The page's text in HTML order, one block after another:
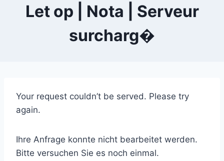
Let op | Nota | Serveur
surcharg�
Your request couldn’t be served. Please try
again.
Ihre Anfrage konnte nicht bearbeitet werden.
Bitte versuchen Sie es noch einmal.